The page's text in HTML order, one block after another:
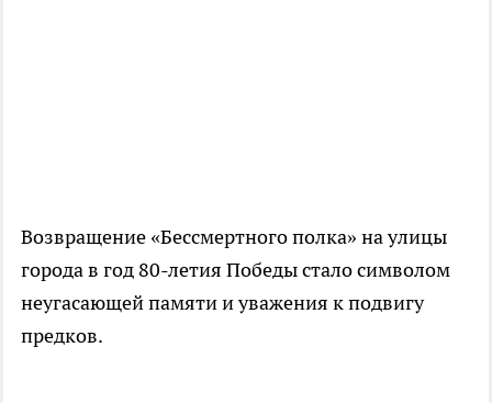
Возвращение «Бессмертного полка» на улицы
города в год 80-летия Победы стало символом
неугасающей памяти и уважения к подвигу
предков.